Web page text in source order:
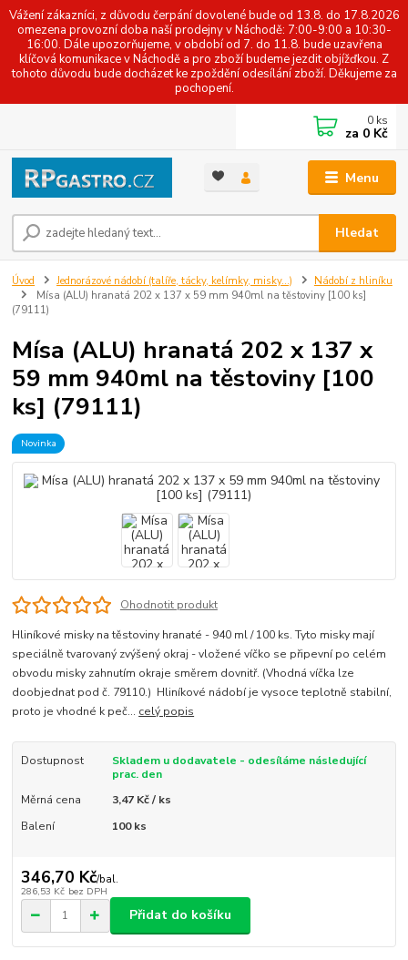
Vážení zákazníci, z důvodu čerpání dovolené bude od 13.8. do 17.8.2026
omezena provozní doba naší prodejny v Náchodě: 7:00-9:00 a 10:30-
16:00. Dále upozorňujeme, v období od 7. do 11.8. bude uzavřena
klíčová komunikace v Náchodě a pro zboží budeme jezdit objížďkou. Z
tohoto důvodu bude docházet ke zpoždění odesílání zboží. Děkujeme za
pochopení.
Menu
Hledat
0 ks
za 0 Kč
Úvod Jednorázové nádobí (talíře, tácky, kelímky, misky...)
Nádobí z hliníku
Mísa (ALU) hranatá 202 x 137 x 59 mm 940ml na těstoviny [100 ks]
(79111)
Mísa (ALU) hranatá 202 x 137 x
59 mm 940ml na těstoviny [100
ks] (79111)
Novinka
Ohodnotit produkt
Hliníkové misky na těstoviny hranaté - 940 ml / 100 ks. Tyto misky mají
speciálně tvarovaný zvýšený okraj - vložené víčko se připevní po celém
obvodu misky zahnutím okraje směrem dovnitř. (Vhodná víčka lze
doobjednat pod č. 79110.) Hliníkové nádobí je vysoce teplotně stabilní,
proto je vhodné k peč... celý popis
Dostupnost
Skladem u dodavatele - odesíláme následující
prac. den
Měrná cena
3,47 Kč / ks
Balení
100 ks
346,70 Kč/bal.
286,53 Kč bez DPH
Přidat do košíku